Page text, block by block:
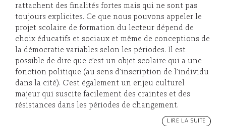
rattachent des finalités fortes mais qui ne sont pas
toujours explicites. Ce que nous pouvons appeler le
projet scolaire de formation du lecteur dépend de
choix éducatifs et sociaux et même de conceptions de
la démocratie variables selon les périodes. Il est
possible de dire que c’est un objet scolaire qui a une
fonction politique (au sens d’inscription de l’individu
dans la cité). C’est également un enjeu culturel
majeur qui suscite facilement des craintes et des
résistances dans les périodes de changement.
LIRE LA SUITE